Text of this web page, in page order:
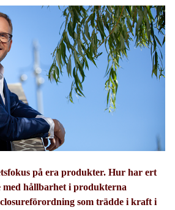
på era produkter. Hur har ert
med hållbarhet i produkterna
som trädde i kraft i